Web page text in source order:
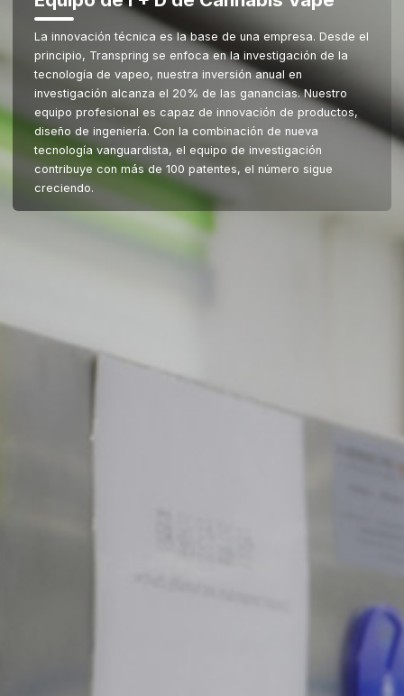
La innovación técnica es la base de una empresa. Desde el
principio, Transpring se enfoca en la investigación de la
tecnología de vapeo, nuestra inversión anual en
investigación alcanza el 20% de las ganancias. Nuestro
equipo profesional es capaz de innovación de productos,
diseño de ingeniería. Con la combinación de nueva
tecnología vanguardista, el equipo de investigación
contribuye con más de 100 patentes, el número sigue
creciendo.